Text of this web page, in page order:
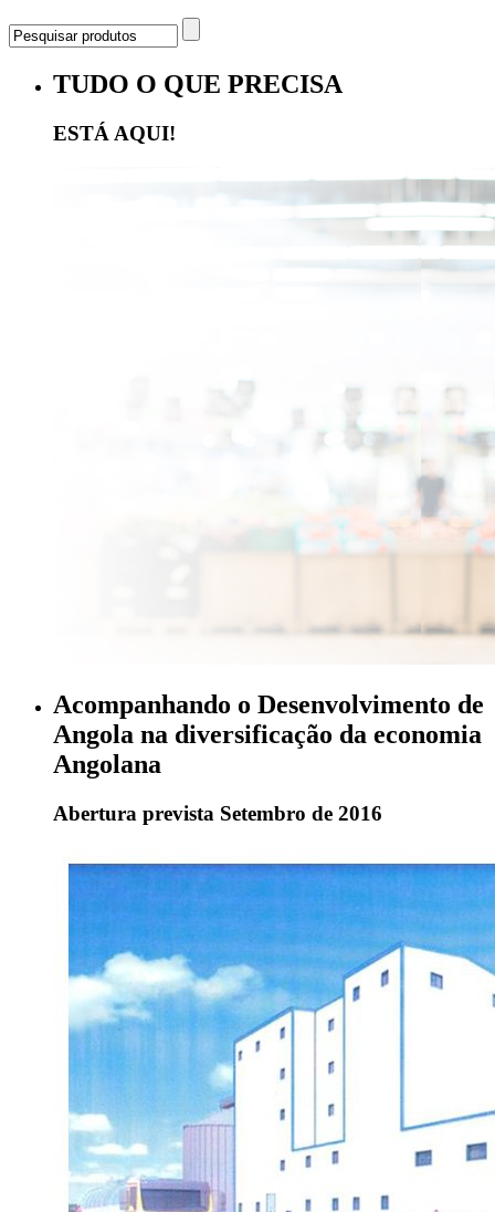
TUDO O QUE PRECISA
ESTÁ AQUI!
Acompanhando o Desenvolvimento de
Angola na diversificação da economia
Angolana
Abertura prevista Setembro de 2016